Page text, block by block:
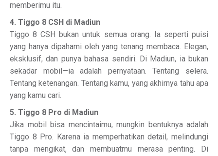
memberimu itu.
4. Tiggo 8 CSH di Madiun
Tiggo 8 CSH bukan untuk semua orang. Ia seperti puisi
yang hanya dipahami oleh yang tenang membaca. Elegan,
eksklusif, dan punya bahasa sendiri. Di Madiun, ia bukan
sekadar mobil—ia adalah pernyataan. Tentang selera.
Tentang ketenangan. Tentang kamu, yang akhirnya tahu apa
yang kamu cari.
5. Tiggo 8 Pro di Madiun
Jika mobil bisa mencintaimu, mungkin bentuknya adalah
Tiggo 8 Pro. Karena ia memperhatikan detail, melindungi
tanpa mengikat, dan membuatmu merasa penting. Di